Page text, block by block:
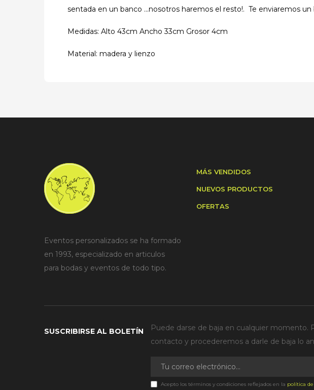
sentada en un banco ...nosotros haremos el resto!. Te enviaremos
Medidas: Alto 43cm Ancho 33cm Grosor 4cm
Material: madera y lienzo
Eventos personalizados se ha formado
en 1993, especializado en articulos
para bodas y eventos de todo tipo.
MÁS VENDIDOS
NUEVOS PRODUCTOS
OFERTAS
SUSCRIBIRSE AL BOLETÍN
Puede darse de baja en cualquier momento.
contacto y procederemos a darle de baja lo
Acepto los términos y condiciones reflejados en la política